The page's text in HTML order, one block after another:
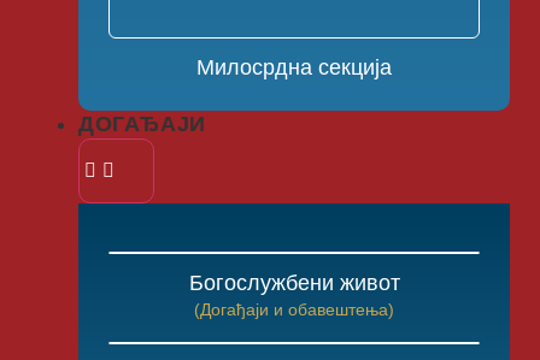
Милосрдна секција
ДОГАЂАЈИ
Богослужбени живот
(Догађаји и обавештења)